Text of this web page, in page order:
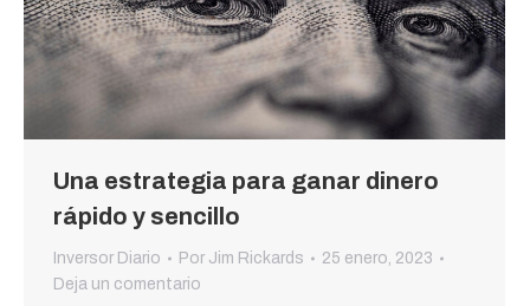
Una estrategia para ganar dinero
rápido y sencillo
Inversor Diario Por Jim Rickards
25 enero, 2023
Deja un comentario